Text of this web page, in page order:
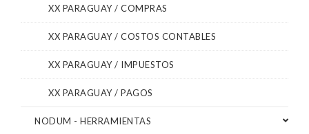
XX PARAGUAY / COMPRAS
XX PARAGUAY / COSTOS CONTABLES
XX PARAGUAY / IMPUESTOS
XX PARAGUAY / PAGOS
NODUM - HERRAMIENTAS